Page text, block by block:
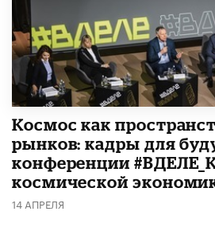
Космос как
рынков: кадры для
конференции
космической
14 АПРЕЛЯ